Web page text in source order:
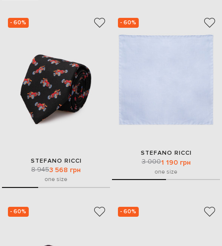
- 60%
STEFANO RICCI
8 9453 568 грн
one size
- 60%
STEFANO RICCI
3 0001 190 грн
one size
- 60% - 60%